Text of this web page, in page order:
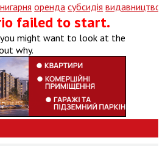
оренда субсидія видавництво
failed to start.
might want to look at the
why.